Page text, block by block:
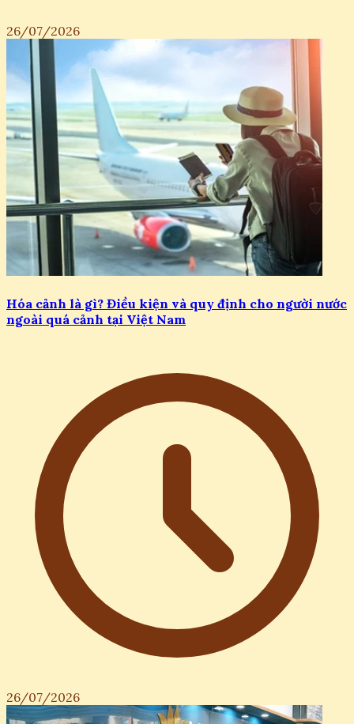
26/07/2026
Hóa cảnh là gì? Điều kiện và quy định cho người nước
ngoài quá cảnh tại Việt Nam
26/07/2026